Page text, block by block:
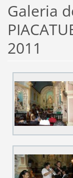
Galeria
2011